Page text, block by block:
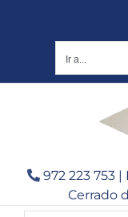
Ir a...
972 223 753 |
Cerrado